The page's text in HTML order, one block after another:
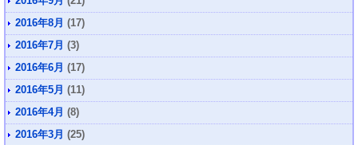
2016年8月 (17)
2016年7月 (3)
2016年6月 (17)
2016年5月 (11)
2016年4月 (8)
2016年3月 (25)